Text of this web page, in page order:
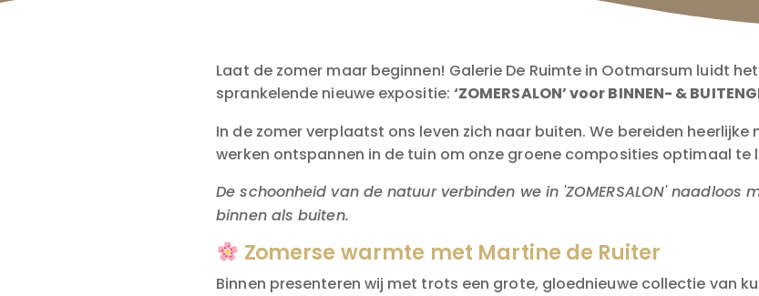
Laat de zomer maar beginnen! Galerie De Ruimte in Ootmarsum luidt
sprankelende nieuwe expositie:‘ZOMERSALON’ voor BINNEN- &
In de zomer verplaatst ons leven zich naar buiten. We bereiden
werken ontspannen in de tuin om onze groene composities optimaal te
De schoonheid van de natuur verbinden we in 'ZOMERSALON'
binnen als buiten.
Zomerse warmte met Martine de Ruiter
Binnen presenteren wij met trots een grote, gloednieuwe collectie van